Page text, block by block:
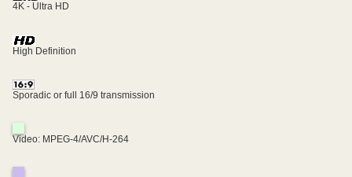
4K - Ultra HD
High Definition
Sporadic or full 16/9 transmission
Video: MPEG-4/AVC/H-264